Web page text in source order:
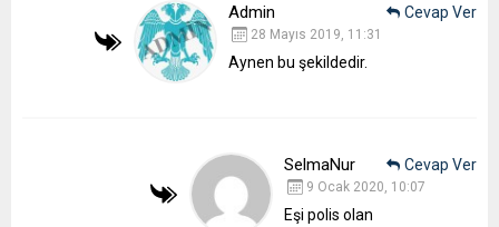
Admin
28 Mayıs 2019, 11:31
Aynen bu şekildedir.
Cevap Ver
SelmaNur
9 Ocak 2020, 10:07
Eşi polis olan
Cevap Ver